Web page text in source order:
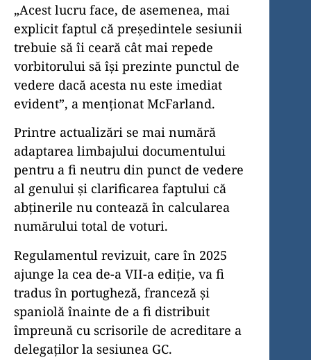
„Acest lucru face, de asemenea, mai
explicit faptul că președintele sesiunii
trebuie să îi ceară cât mai repede
vorbitorului să își prezinte punctul de
vedere dacă acesta nu este imediat
evident”, a menționat McFarland.
Printre actualizări se mai numără
adaptarea limbajului documentului
pentru a fi neutru din punct de vedere
al genului și clarificarea faptului că
abținerile nu contează în calcularea
numărului total de voturi.
Regulamentul revizuit, care în 2025
ajunge la cea de-a VII-a ediție, va fi
tradus în portugheză, franceză și
spaniolă înainte de a fi distribuit
împreună cu scrisorile de acreditare a
delegaților la sesiunea GC.